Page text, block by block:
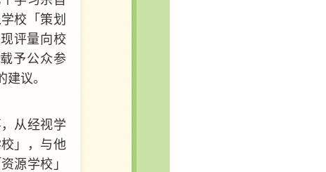
校「策划
评量向校
予公众参
议。
从经视学
」，与他
源学校」